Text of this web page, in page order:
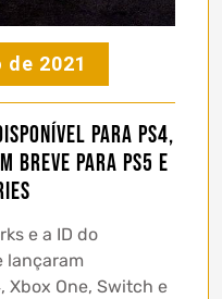
2021
para PS4,
breve para PS5 e
e a ID do
lançaram
Xbox One, Switch e